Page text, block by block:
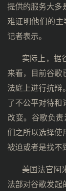
提供的服务大多
难证明他们的
记者表示。
实际上，据
来看，目前谷歌
法庭上进行抗辩
了不公平对待和
改变。谷歌负责
们之所以选择使
被迫或者是找不
美国法官阿
法部对谷歌发起